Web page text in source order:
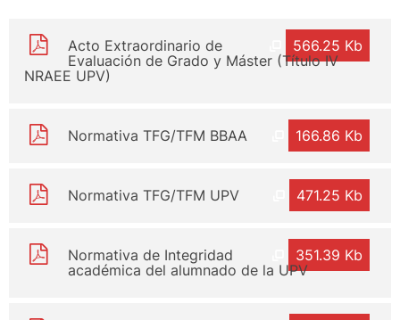
566.25 Kb
Acto Extraordinario de
Evaluación de Grado y Máster (Título IV
NRAEE UPV)
166.86 Kb
Normativa TFG/TFM BBAA
471.25 Kb
Normativa TFG/TFM UPV
351.39 Kb
Normativa de Integridad
académica del alumnado de la UPV